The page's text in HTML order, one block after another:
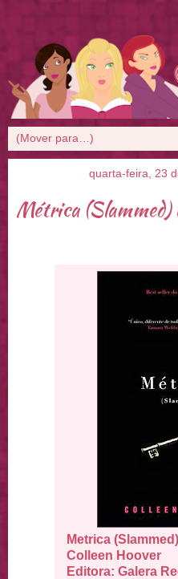
quarta-feira, 23
Métrica (Slammed)
Metrica (Slammed)
Colleen Hoover
Editora: Galera